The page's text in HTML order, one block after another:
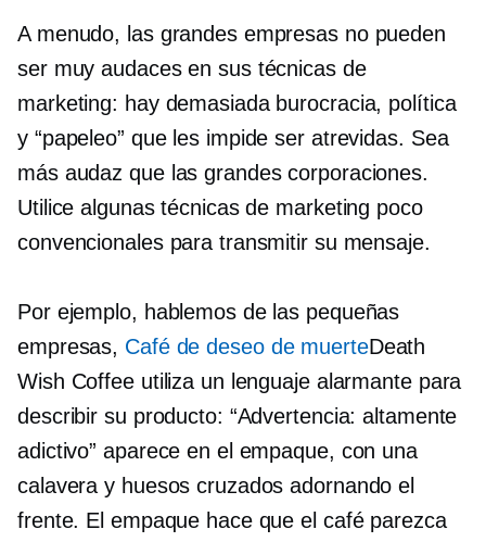
A menudo, las grandes empresas no pueden
ser muy audaces en sus técnicas de
marketing: hay demasiada burocracia, política
y “papeleo” que les impide ser atrevidas. Sea
más audaz que las grandes corporaciones.
Utilice algunas técnicas de marketing poco
convencionales para transmitir su mensaje.
Por ejemplo, hablemos de las pequeñas
empresas, Café de deseo de muerteDeath
Wish Coffee utiliza un lenguaje alarmante para
describir su producto: “Advertencia: altamente
adictivo” aparece en el empaque, con una
calavera y huesos cruzados adornando el
frente. El empaque hace que el café parezca